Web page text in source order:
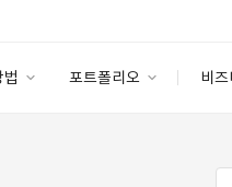
포트폴리오 비
안